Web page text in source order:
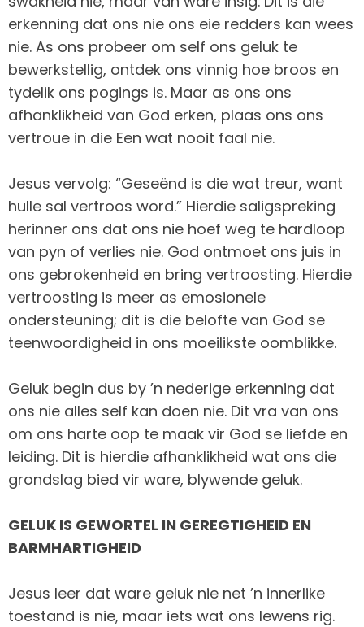
erkenning dat ons nie ons eie redders kan wees
nie. As ons probeer om self ons geluk te
bewerkstellig, ontdek ons vinnig hoe broos en
tydelik ons pogings is. Maar as ons ons
afhanklikheid van God erken, plaas ons ons
vertroue in die Een wat nooit faal nie.
Jesus vervolg: “Geseënd is die wat treur, want
hulle sal vertroos word.” Hierdie saligspreking
herinner ons dat ons nie hoef weg te hardloop
van pyn of verlies nie. God ontmoet ons juis in
ons gebrokenheid en bring vertroosting. Hierdie
vertroosting is meer as emosionele
ondersteuning; dit is die belofte van God se
teenwoordigheid in ons moeilikste oomblikke.
Geluk begin dus by ’n nederige erkenning dat
ons nie alles self kan doen nie. Dit vra van ons
om ons harte oop te maak vir God se liefde en
leiding. Dit is hierdie afhanklikheid wat ons die
grondslag bied vir ware, blywende geluk.
GELUK IS GEWORTEL IN GEREGTIGHEID EN
BARMHARTIGHEID
Jesus leer dat ware geluk nie net ’n innerlike
toestand is nie, maar iets wat ons lewens rig.